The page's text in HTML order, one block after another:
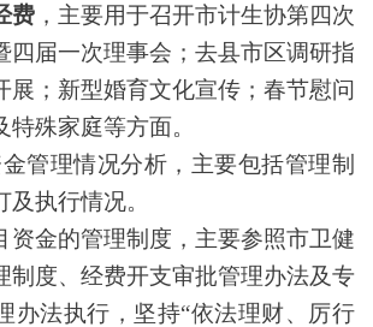
费，主要用于召开市计生协第四次
四届一次理事会；去县市区调研指
展；新型婚育文化宣传；春节慰问
殊家庭等方面。
管理情况分析，主要包括管理制
执行情况。
资金的管理制度，主要参照市卫健
制度、经费开支审批管理办法及专
办法执行，坚持“依法理财、厉行